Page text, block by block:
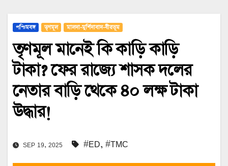
পশ্চিমবঙ্গ তৃণমূল মালদা-মুর্শিদাবাদ-বীরভূম
তৃণমূল মানেই কি কাড়ি কাড়ি
টাকা? ফের রাজ্যে শাসক দলের
নেতার বাড়ি থেকে ৪০ লক্ষ টাকা
উদ্ধার!
SEP 19, 2025 #ED, #TMC